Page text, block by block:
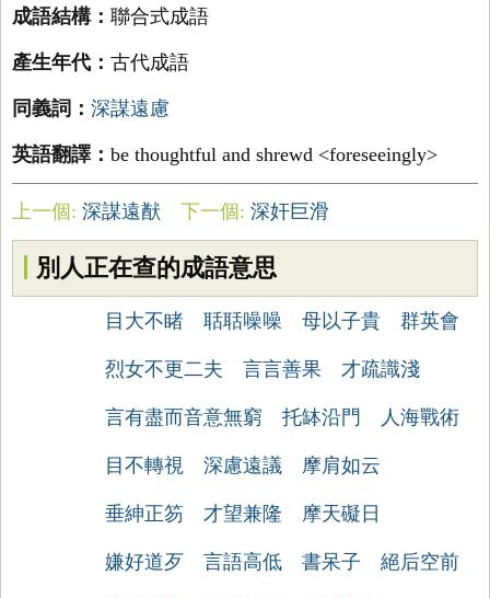
成語結構： 聯合式成語
產生年代： 古代成語
同義詞： 深謀遠慮
英語翻譯： be thoughtful and shrewd <foreseeingly>
上一個: 深謀遠猷 下一個: 深奸巨滑
別人正在查的成語意思
目大不睹 聒聒噪噪 母以子貴 群英會
烈女不更二夫 言言善果 才疏識淺
言有盡而音意無窮 托缽沿門 人海戰術
目不轉視 深慮遠議 摩肩如云
垂紳正笏 才望兼隆 摩天礙日
嫌好道歹 言語高低 書呆子 絕后空前